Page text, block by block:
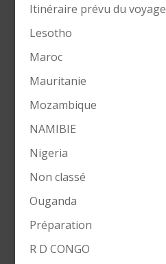
Itinéraire prévu du voyage
Lesotho
Maroc
Mauritanie
Mozambique
NAMIBIE
Nigeria
Non classé
Ouganda
Préparation
R D CONGO